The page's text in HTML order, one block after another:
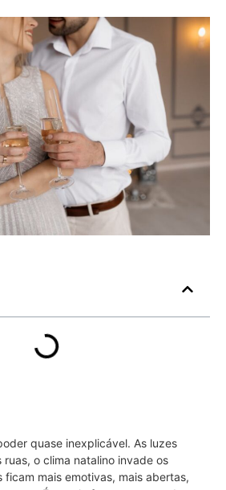
quase inexplicável. As luzes
o clima natalino invade os
ficam mais emotivas, mais abertas,